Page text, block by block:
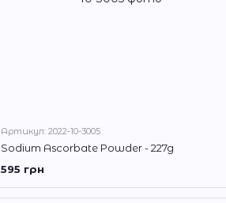
Артикул: 2022-10-3005
Sodium Ascorbate Powder - 227g
595 грн